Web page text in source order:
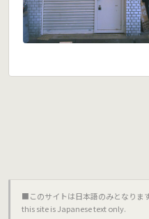
■このサイトは日本語のみとなりま
this site is Japanese text only.